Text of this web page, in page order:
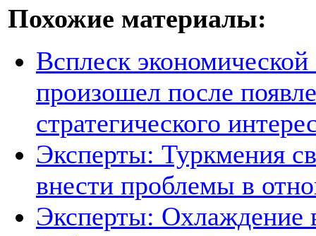
Похожие материалы:
Всплеск
произошел после
стратегического
Эксперты: Туркмения
внести проблемы в
Эксперты: Охлаждение